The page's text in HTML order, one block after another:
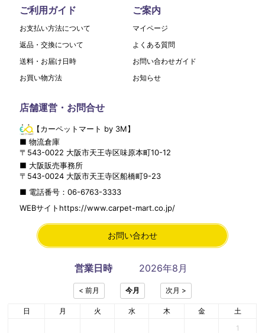
ご利用ガイド
お支払い方法について
返品・交換について
送料・お届け日時
お買い物方法
ご案内
マイページ
よくある質問
お問い合わせガイド
お知らせ
店舗運営・お問合せ
【カーペットマート by 3M】
■ 物流倉庫
〒 543-0022 大阪市天王寺区味原本町10-12
■ 大阪販売事務所
〒 543-0024 大阪市天王寺区船橋町9-23
■ 電話番号：06-6763-3333
WEBサイト https://www.carpet-mart.co.jp/
お問い合わせ
営業日時 2026年8月
日 月 火 水 木 金
土
1